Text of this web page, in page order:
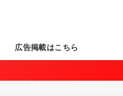
広告掲載はこちら